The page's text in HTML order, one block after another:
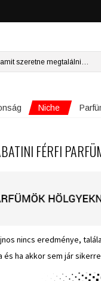
Niche
FÉRFI
nincs eredménye,
és ha akkor sem jár